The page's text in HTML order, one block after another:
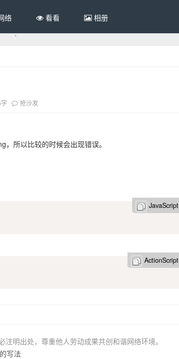
络 看看 相册
抢沙发
所以比较的时候会出现错误。
JavaScript
ActionScript
明出处，尊重他人劳动成果共创和谐网络环境。
写法